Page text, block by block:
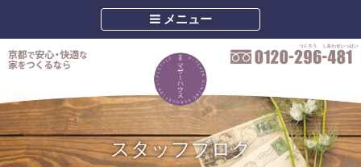
メニュー
スタッフブログ